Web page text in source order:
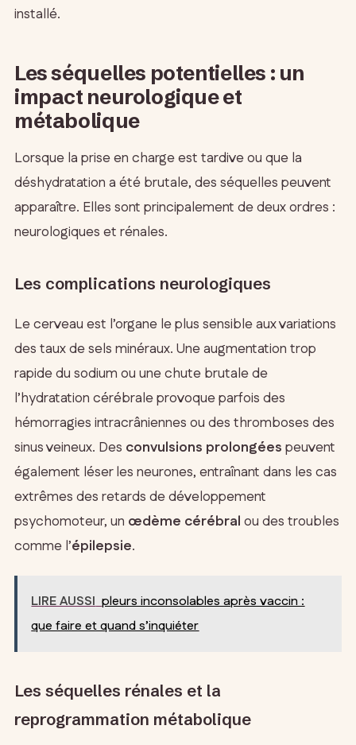
installé.
Les séquelles potentielles : un
impact neurologique et
métabolique
Lorsque la prise en charge est tardive ou que la
déshydratation a été brutale, des séquelles peuvent
apparaître. Elles sont principalement de deux ordres :
neurologiques et rénales.
Les complications neurologiques
Le cerveau est l’organe le plus sensible aux variations
des taux de sels minéraux. Une augmentation trop
rapide du sodium ou une chute brutale de
l’hydratation cérébrale provoque parfois des
hémorragies intracrâniennes ou des thromboses des
sinus veineux. Des convulsions prolongées peuvent
également léser les neurones, entraînant dans les cas
extrêmes des retards de développement
psychomoteur, un œdème cérébral ou des troubles
comme l’épilepsie.
LIRE AUSSI pleurs inconsolables après vaccin :
que faire et quand s’inquiéter
Les séquelles rénales et la
reprogrammation métabolique